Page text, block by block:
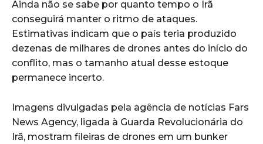
Ainda não se sabe por quanto tempo o Irã
conseguirá manter o ritmo de ataques.
Estimativas indicam que o país teria produzido
dezenas de milhares de drones antes do início do
conflito, mas o tamanho atual desse estoque
permanece incerto.
Imagens divulgadas pela agência de notícias Fars
News Agency, ligada à Guarda Revolucionária do
Irã, mostram fileiras de drones em um bunker